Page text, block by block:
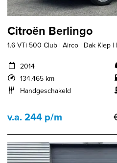
Citroën Berlingo
1.6 VTi 500 Club | Airco | Dak Klep |
2014
134.465 km
Handgeschakeld
v.a. 244 p/m